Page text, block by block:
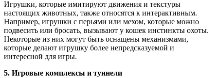
Игрушки, которые имитируют движения и текстуры
настоящих животных, также относятся к интерактивным.
Например, игрушки с перьями или мехом, которые можно
подвесить или бросать, вызывают у кошек инстинкты охоты.
Некоторые из них могут быть оснащены механизмами,
которые делают игрушку более непредсказуемой и
интересной для игры.
5. Игровые комплексы и туннели